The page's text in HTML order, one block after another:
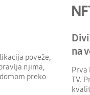
poveže,
njima,
preko
na
Prva
TV.